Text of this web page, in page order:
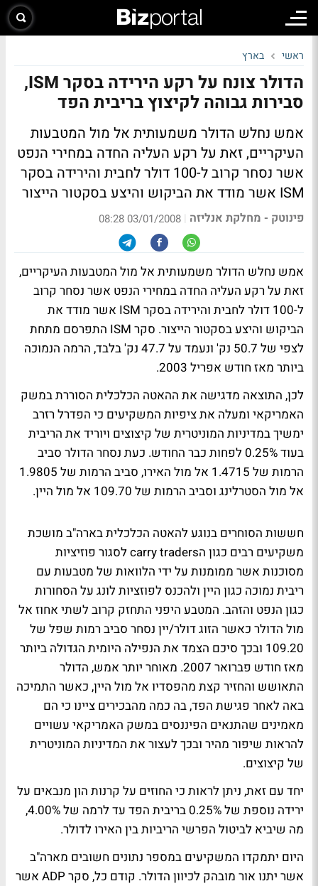
ראשי בארץ
הדולר צונח על רקע הירידה בסקר ISM,
סבירות גבוהה לקיצוץ בריבית הפד
אמש נחלש הדולר משמעותית אל מול המטבעות
העיקריים, זאת על רקע העליה החדה במחירי הנפט
אשר נסחר קרוב ל-100 דולר לחבית והירידה בסקר
ISM אשר מודד את הביקוש והיצע בסקטור הייצור
פינוטק - מחלקת אנליזה |
03/01/2008 08:28
אמש נחלש הדולר משמעותית אל מול המטבעות העיקריים,
זאת על רקע העליה החדה במחירי הנפט אשר נסחר קרוב
ל-100 דולר לחבית והירידה בסקר ISM אשר מודד את
הביקוש והיצע בסקטור הייצור. סקר ISM התפרסם מתחת
לצפי של 50.7 נק' ונעמד על 47.7 נק' בלבד, הרמה הנמוכה
ביותר מאז חודש אפריל 2003.
לכן, התוצאה מדגישה את ההאטה הכלכלית הסוררת במשק
האמריקאי ומעלה את ציפיות המשקיעים כי הפדרל רזרב
ימשיך במדיניות המוניטרית של קיצוצים ויוריד את הריבית
בעוד 0.25% לפחות כבר החודש. כעת נסחר הדולר סביב
הרמות של 1.4715 אל מול האירו, סביב הרמות של 1.9805
אל מול הסטרלינג וסביב הרמות של 109.70 אל מול היין.
חששות הסוחרים בנוגע להאטה הכלכלית בארה"ב מושכת
משקיעים רבים כגון הcarry traders לסגור פוזיציות
מסוכנות אשר ממומנות על ידי הלוואות של מטבעות עם
ריבית נמוכה כגון היין ולהכנס לפוזציות לונג על הסחורות
כגון הנפט והזהב. המטבע היפני התחזק קרוב לשתי אחוז אל
מול הדולר כאשר הזוג דולר/יין נסחר סביב רמות שפל של
109.20 ובכך סיכם הצמד את הנפילה היומית הגדולה ביותר
מאז חודש פברואר 2007. מאוחר יותר אמש, הדולר
התאושש והחזיר קצת מהפסדיו אל מול היין, כאשר התמיכה
באה לאחר פגישת הפד, בה כמה מהבכירים ציינו כי הם
מאמינים שהתנאים הפיננסים במשק האמריקאי עשויים
להראות שיפור מהיר ובכך לעצור את המדיניות המוניטרית
של קיצוצים.
יחד עם זאת, ניתן לראות כי החוזים על קרנות הון מנבאים על
ירידה נוספת של 0.25% בריבית הפד עד לרמה של 4.00%,
מה שיביא לביטול הפרשי הריביות בין האירו לדולר.
היום יתמקדו המשקיעים במספר נתונים חשובים מארה"ב
אשר יתנו אור מובהק לכיוון הדולר. קודם כל, סקר ADP אשר